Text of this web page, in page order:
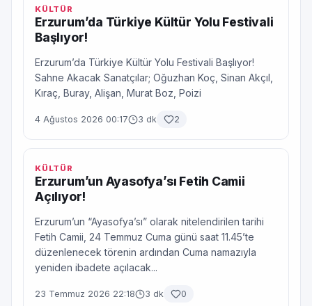
KÜLTÜR
Erzurum’da Türkiye Kültür Yolu Festivali
Başlıyor!
Erzurum’da Türkiye Kültür Yolu Festivali Başlıyor!
Sahne Akacak Sanatçılar; Oğuzhan Koç, Sinan Akçıl,
Kıraç, Buray, Alişan, Murat Boz, Poizi
4 Ağustos 2026 00:17 3 dk 2
KÜLTÜR
Erzurum’un Ayasofya’sı Fetih Camii
Açılıyor!
Erzurum’un “Ayasofya’sı” olarak nitelendirilen tarihi
Fetih Camii, 24 Temmuz Cuma günü saat 11.45’te
düzenlenecek törenin ardından Cuma namazıyla
yeniden ibadete açılacak...
23 Temmuz 2026 22:18 3 dk 0